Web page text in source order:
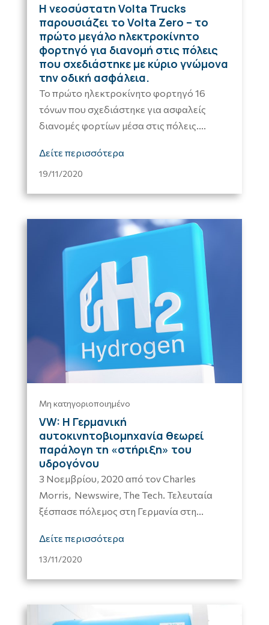
Η νεοσύστατη Volta Trucks
παρουσιάζει το Volta Zero – το
πρώτο μεγάλο ηλεκτροκίνητο
φορτηγό για διανομή στις πόλεις
που σχεδιάστηκε με κύριο γνώμονα
την οδική ασφάλεια.
19/11/2020
Το πρώτο ηλεκτροκίνητο φορτηγό 16
τόνων που σχεδιάστηκε για ασφαλείς
διανομές φορτίων μέσα στις πόλεις....
Δείτε περισσότερα
VW: Η Γερμανική
αυτοκινητοβιομηχανία θεωρεί
παράλογη τη «στήριξη» του
υδρογόνου
13/11/2020
Μη κατηγοριοποιημένο
3 Νοεμβρίου, 2020 από τον Charles
Morris, Newswire, The Tech. Τελευταία
ξέσπασε πόλεμος στη Γερμανία στη...
Δείτε περισσότερα